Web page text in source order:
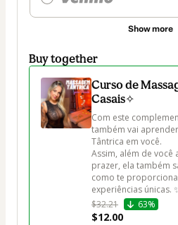
Show more
Buy together
Curso de
Casais✧
Com este
também vai
Tântrica em você.
Assim, além de
prazer, ela também
como te
experiências únicas.
$32.21
63%
$12.00